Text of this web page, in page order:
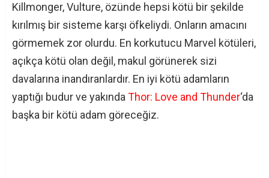
Killmonger, Vulture, özünde hepsi kötü bir şekilde
kırılmış bir sisteme karşı öfkeliydi. Onların amacını
görmemek zor olurdu. En korkutucu Marvel kötüleri,
açıkça kötü olan değil, makul görünerek sizi
davalarına inandıranlardır. En iyi kötü adamların
yaptığı budur ve yakında Thor: Love and Thunder‘da
başka bir kötü adam göreceğiz.